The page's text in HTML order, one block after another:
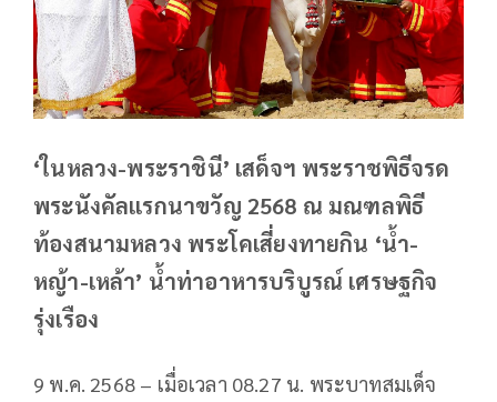
‘ในหลวง-พระราชินี’ เสด็จฯ พระราชพิธีจรด
พระนังคัลแรกนาขวัญ 2568 ณ มณฑลพิธี
ท้องสนามหลวง พระโคเสี่ยงทายกิน ‘น้ำ-
หญ้า-เหล้า’ น้ำท่าอาหารบริบูรณ์ เศรษฐกิจ
รุ่งเรือง
9 พ.ค. 2568 – เมื่อเวลา 08.27 น. พระบาทสมเด็จ